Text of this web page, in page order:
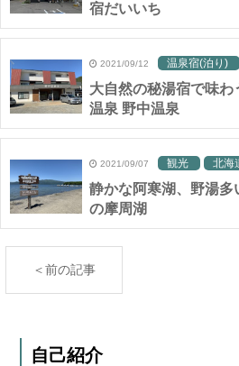
宿だいいち
2021/09/12 温泉宿(泊り)
大自然の秘湯宿で味
温泉 野中温泉
2021/09/07 観光 北海
静かな阿寒湖、野湯
の摩周湖
＜前の記事
自己紹介